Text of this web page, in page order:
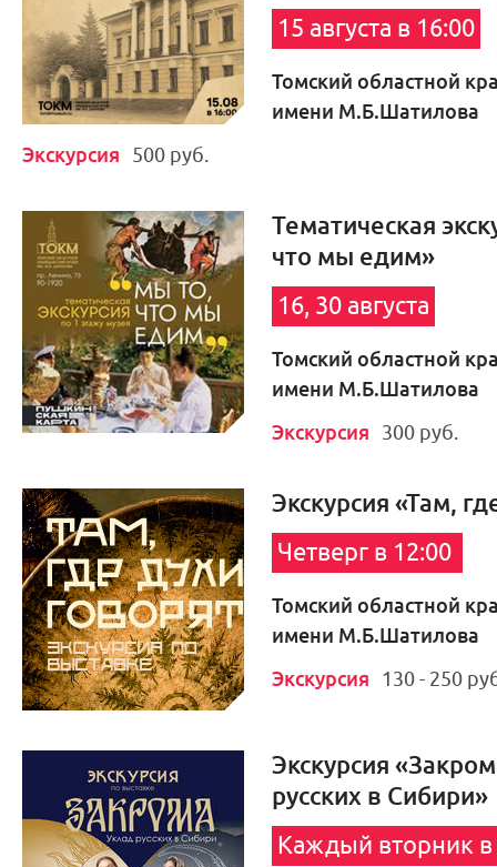
15 августа в 16:00
Томский областной
имени М.Б.Шатилова
Экскурсия 500 руб.
Тематическая
что мы едим»
16, 30 августа
Томский областной
имени М.Б.Шатилова
Экскурсия 300 руб.
Экскурсия «Там,
Четверг в 12:00
Томский областной
имени М.Б.Шатилова
Экскурсия
130 - 250
Экскурсия
русских в Сибири»
Каждый вторник в